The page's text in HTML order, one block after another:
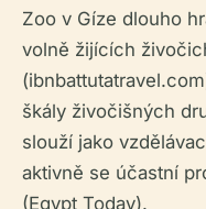
Zoo v Gíze dlouho
volně žijících
škály živočišných
slouží jako
aktivně se účastní
(Egypt Today).